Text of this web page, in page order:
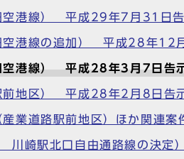
空港線） 平成29年7月31日
空港線の追加） 平成28年12
空港線） 平成28年3月7日告
前地区） 平成28年2月8日告
産業道路駅前地区）ほか関連
川崎駅北口自由通路線の